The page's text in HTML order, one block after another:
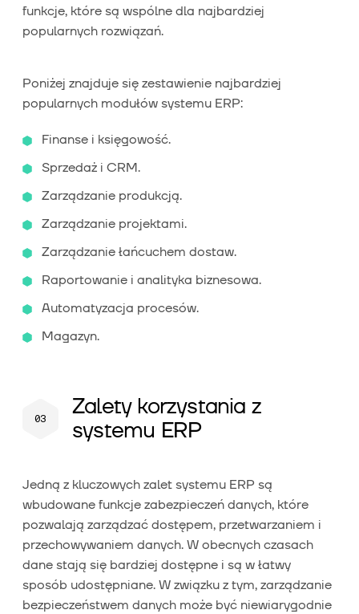
funkcje, które są wspólne dla najbardziej
popularnych rozwiązań.
Poniżej znajduje się zestawienie najbardziej
popularnych modułów systemu ERP:
Finanse i księgowość.
Sprzedaż i CRM.
Zarządzanie produkcją.
Zarządzanie projektami.
Zarządzanie łańcuchem dostaw.
Raportowanie i analityka biznesowa.
Automatyzacja procesów.
Magazyn.
Zalety korzystania z
systemu ERP
Jedną z kluczowych zalet systemu ERP są
wbudowane funkcje zabezpieczeń danych, które
pozwalają zarządzać dostępem, przetwarzaniem i
przechowywaniem danych. W obecnych czasach
dane stają się bardziej dostępne i są w łatwy
sposób udostępniane. W związku z tym, zarządzanie
bezpieczeństwem danych może być niewiarygodnie